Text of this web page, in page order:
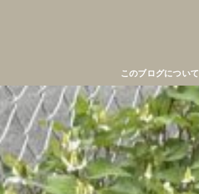
このブログについて